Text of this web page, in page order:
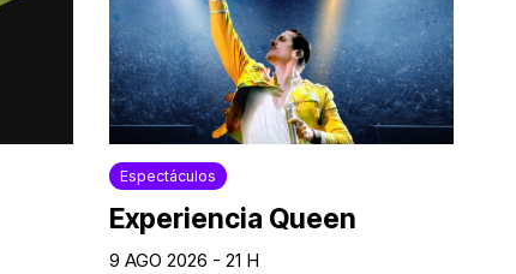
Espectáculos
Experiencia Queen
9 AGO 2026 - 21 H